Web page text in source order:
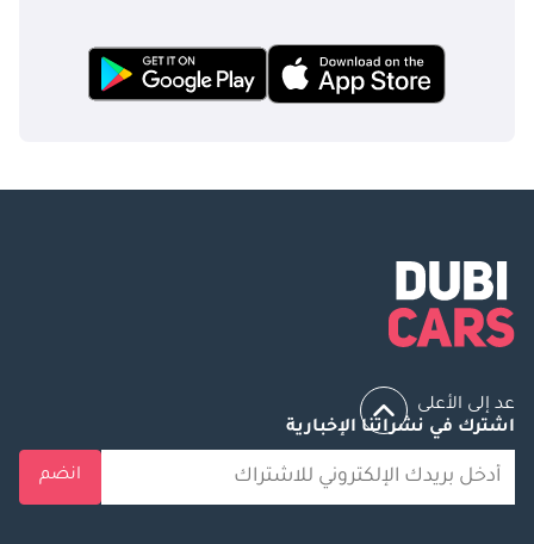
الجنوط: ٢٢.٥ بوصة،
عدد المحاور: ٢، عدد
الخامسة: ١١٠٠ مم،
ميزات إضافية: نظام
صوتي مع بلوتوث،
مركزي، مصابيح
ضباب، مكيف هواء
مُركّب من المصنع،
الوزن الإجمالي
للمركبة: ١٩ طن،
عد إلى الأعلى
اشترك في نشراتنا الإخبارية
انضم